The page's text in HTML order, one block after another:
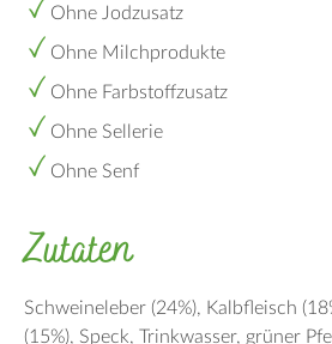
Ohne Jodzusatz
Ohne Milchprodukte
Ohne Farbstoffzusatz
Ohne Sellerie
Ohne Senf
Zutaten
Schweineleber (24%) Kalbfleisch
(15%) Speck Trinkwasser grüner